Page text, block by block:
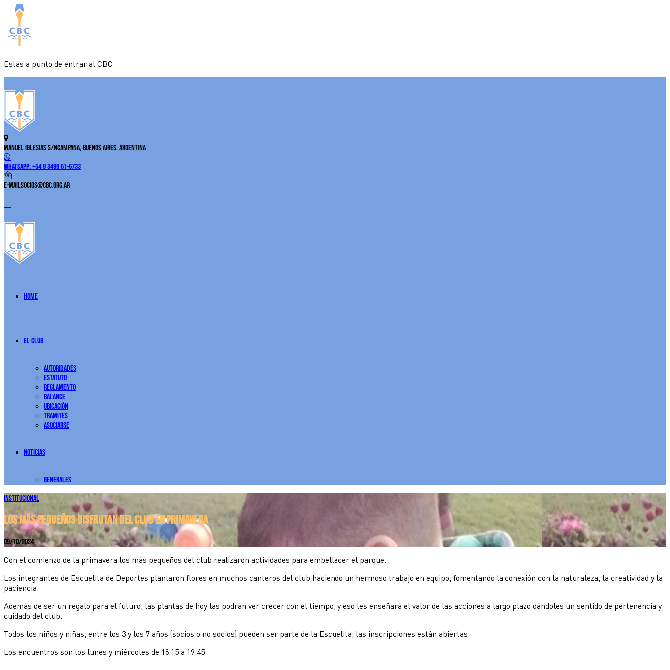
Estás a punto de entrar al CBC
Manuel Iglesias S/NCampana, Buenos Aires. Argentina
WhatsApp:+54 9 3489 51-6733
E-Mailsocios@cbc.org.ar
Home
El Club
Autoridades
Estatuto
Reglamento
Balance
Ubicación
Tramites
Asociarse
Noticias
Generales
Institucional
LOS MÁS PEQUEÑOS DISFRUTAN DEL CLUB EN PRIMAVERA
09/10/2024
Con el comienzo de la primavera los más pequeños del club realizaron actividades para embellecer el parque.
Los integrantes de Escuelita de Deportes plantaron flores en muchos canteros del club haciendo un hermoso trabajo en equipo, fomentando la conexión con la naturaleza, la creatividad y la
paciencia.
Además de ser un regalo para el futuro, las plantas de hoy las podrán ver crecer con el tiempo, y eso les enseñará el valor de las acciones a largo plazo dándoles un sentido de pertenencia y
cuidado del club.
Todos los niños y niñas, entre los 3 y los 7 años (socios o no socios) pueden ser parte de la Escuelita, las inscripciones están abiertas.
Los encuentros son los lunes y miércoles de 18:15 a 19:45